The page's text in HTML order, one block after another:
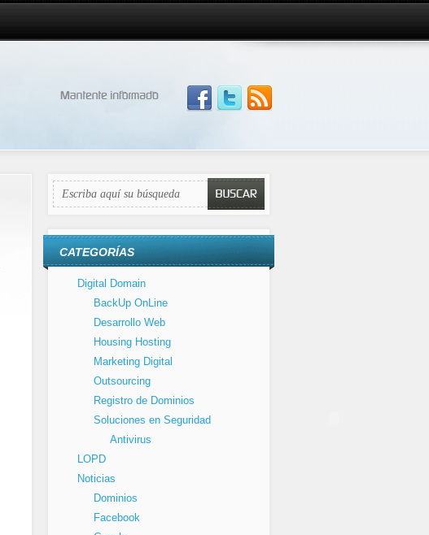
CATEGORÍAS
Digital Domain
BackUp OnLine
Desarrollo Web
Housing Hosting
Marketing Digital
Outsourcing
Registro de Dominios
Soluciones en Seguridad
Antivirus
LOPD
Noticias
Dominios
Facebook